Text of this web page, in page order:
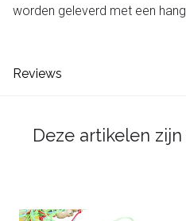
worden geleverd met een
Reviews
Deze artikelen